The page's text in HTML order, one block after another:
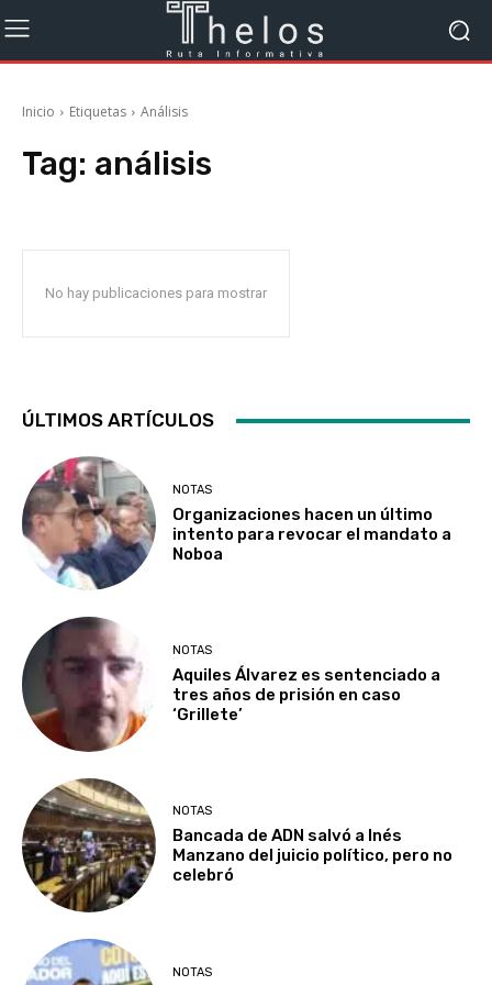
Inicio Etiquetas Análisis
Tag: análisis
No hay publicaciones para mostrar
ÚLTIMOS ARTÍCULOS
NOTAS
Organizaciones hacen un último
intento para revocar el mandato a
Noboa
NOTAS
Aquiles Álvarez es sentenciado a
tres años de prisión en caso
‘Grillete’
NOTAS
Bancada de ADN salvó a Inés
Manzano del juicio político, pero no
celebró
NOTAS